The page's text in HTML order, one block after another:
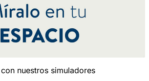
nuestros simuladores